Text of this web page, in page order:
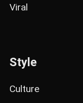
Viral
Style
Culture